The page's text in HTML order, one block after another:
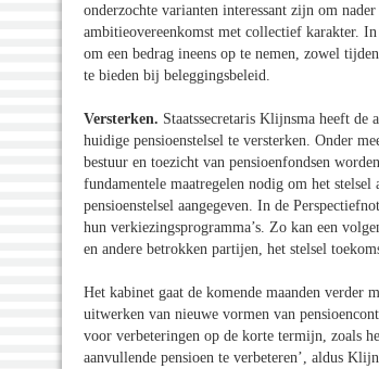
onderzochte varianten interessant zijn om
ambitieovereenkomst met collectief karakter.
om een bedrag ineens op te nemen, zowel
te bieden bij beleggingsbeleid.
Versterken. Staatssecretaris Klijnsma heeft de
huidige pensioenstelsel te versterken. Onder
bestuur en toezicht van pensioenfondsen
fundamentele maatregelen nodig om het
pensioenstelsel aangegeven. In de
hun verkiezingsprogramma’s. Zo kan een
en andere betrokken partijen, het stelsel
Het kabinet gaat de komende maanden verder
uitwerken van nieuwe vormen van
voor verbeteringen op de korte termijn, zoals
aanvullende pensioen te verbeteren’, aldus